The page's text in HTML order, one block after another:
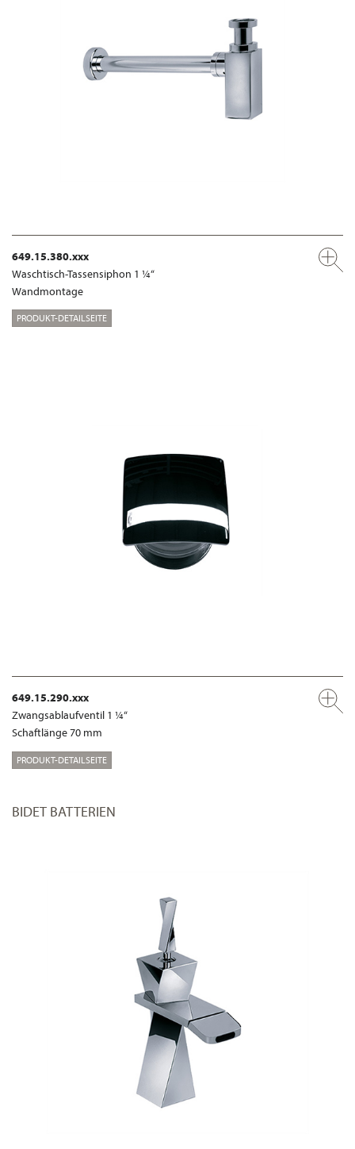
649.15.380.xxx
Waschtisch-Tassensiphon 1 ¼“
Wandmontage
PRODUKT-DETAILSEITE
649.15.290.xxx
Zwangsablaufventil 1 ¼“
Schaftlänge 70 mm
PRODUKT-DETAILSEITE
BIDET BATTERIEN